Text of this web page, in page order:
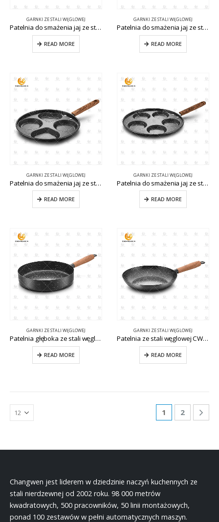
GARNKI ZE STALI WĘGLOWEJ
Patelnia do smażenia jaj ze stali węglowej CW-CS027
READ MORE
GARNKI ZE STALI WĘGLOWEJ
Patelnia do smażenia jaj ze stali węglowej z 3 otworami CW-CS035
READ MORE
GARNKI ZE STALI WĘGLOWEJ
Patelnia do smażenia jaj ze stali węglowej z 4 otworami CW-CS036
READ MORE
GARNKI ZE STALI WĘGLOWEJ
Patelnia do smażenia jaj ze stali węglowej z 5 otworami CW-CS037
READ MORE
GARNKI ZE STALI WĘGLOWEJ
Patelnia głęboka ze stali węglowej CW-CS024
READ MORE
GARNKI ZE STALI WĘGLOWEJ
Patelnia ze stali węglowej CW-CS025
READ MORE
1 2
Changwen jest liderem w dziedzinie naczyń kuchennych ze
stali nierdzewnej od 2002 roku. 98 000 metrów
kwadratowych, 500 pracowników, 50 linii montażowych,
ponad 100 zestawów w pełni automatycznych maszyn.